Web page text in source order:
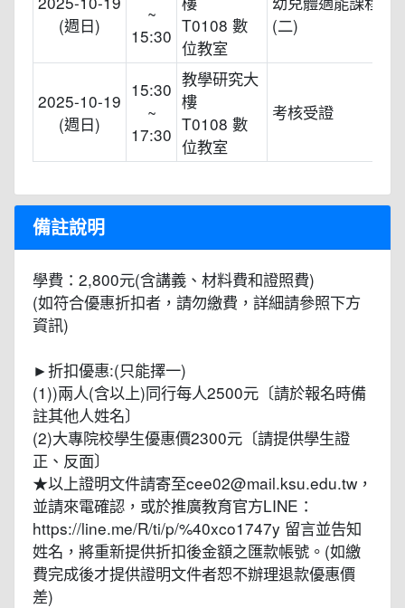
(週日)
~
15:30 T0108 數
位教室
(二)
2025-10-19
(週日)
15:30
~
17:30
教學研究大
樓
T0108 數
位教室
考核受證
備註說明
學費：2,800元(含講義、材料費和證照費)
(如符合優惠折扣者，請勿繳費，詳細請參照下方
資訊)
►折扣優惠:(只能擇一)
(1))兩人(含以上)同行每人2500元〔請於報名時備
註其他人姓名〕
(2)大專院校學生優惠價2300元〔請提供學生證
正、反面〕
★以上證明文件請寄至cee02@mail.ksu.edu.tw，
並請來電確認，或於推廣教育官方LINE：
https://line.me/R/ti/p/%40xco1747y 留言並告知
姓名，將重新提供折扣後金額之匯款帳號。(如繳
費完成後才提供證明文件者恕不辦理退款優惠價
差)